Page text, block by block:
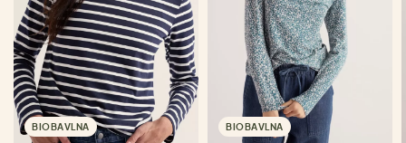
BIOBAVLNA BIOBAVLNA